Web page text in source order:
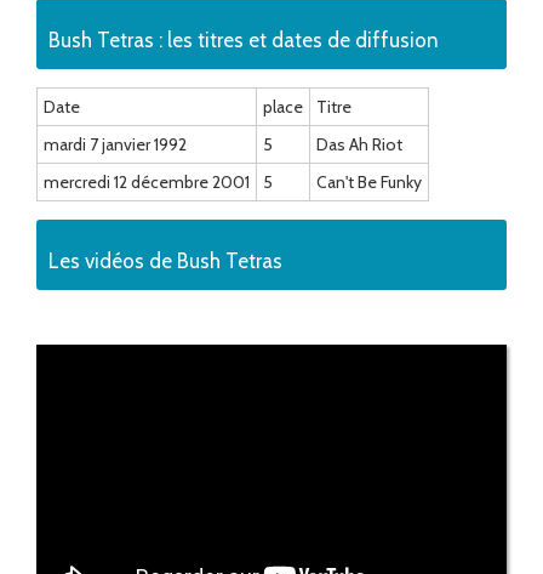
Bush Tetras : les titres et dates de diffusion
Date place
Titre
mardi 7 janvier 1992
5
Das Ah Riot
mercredi 12 décembre 2001
5 Can't Be Funky
Les vidéos de Bush Tetras